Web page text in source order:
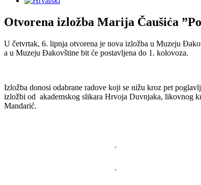
Otvorena izložba Marija Čaušića
U četvrtak, 6. lipnja otvorena je nova izložba u Muzeju
a u Muzeju Đakovštine bit će postavljena do 1. kolovoza.
Izložba donosi odabrane radove koji se nižu kroz pet
izložbi od akademskog slikara Hrvoja Duvnjaka, likovnog
Mandarić.